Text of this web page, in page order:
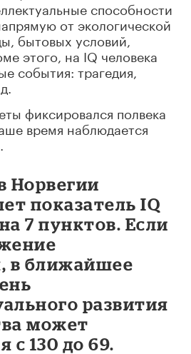
способности
от экологической
бытовых условий,
этого, на IQ человека
события: трагедия,
фиксировался полвека
время наблюдается
Норвегии
показатель IQ
7 пунктов. Если
в ближайшее
развития
может
с 130 до 69.